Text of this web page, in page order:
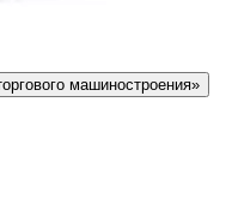
машиностроения»